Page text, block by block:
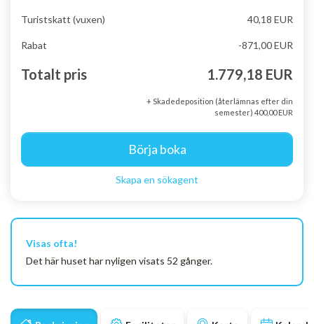
Turistskatt (vuxen) 40,18 EUR
Rabat -871,00 EUR
Totalt pris 1.779,18 EUR
+ Skadedeposition (återlämnas efter din
semester) 400,00 EUR
Börja boka
Skapa en sökagent
Visas ofta!
Det här huset har nyligen visats 52 gånger.